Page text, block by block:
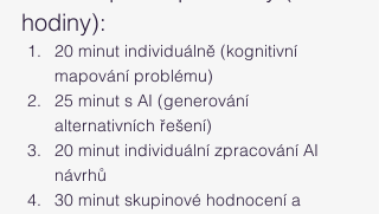
hodiny):
20 minut individuálně (kognitivní
mapování problému)
25 minut s AI (generování
alternativních řešení)
20 minut individuální zpracování AI
návrhů
30 minut skupinové hodnocení a